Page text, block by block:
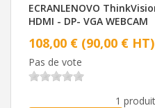
ECRANLENOVO
HDMI - DP- VGA WEBCAM
108,00 € (90,00 € HT)
Pas de vote
1